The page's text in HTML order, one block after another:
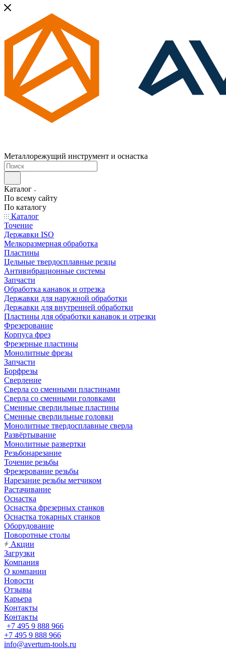
Металлорежущий инструмент и оснастка
Каталог
По всему сайту
По каталогу
Каталог
Точение
Державки ISO
Мелкоразмерная обработка
Пластины
Цельные твердосплавные резцы
Антивибрационные системы
Запчасти
Обработка канавок и отрезка
Державки для наружной обработки
Державки для внутренней обработки
Пластины для обработки канавок и отрезки
Фрезерование
Корпуса фрез
Фрезерные пластины
Монолитные фрезы
Запчасти
Борфрезы
Сверление
Сверла со сменными пластинами
Сверла со сменными головками
Сменные сверлильные пластины
Сменные сверлильные головки
Монолитные твердосплавные сверла
Развёртывание
Монолитные развертки
Резьбонарезание
Точение резьбы
Фрезерование резьбы
Нарезание резьбы метчиком
Растачивание
Оснастка
Оснастка фрезерных станков
Оснастка токарных станков
Оборудование
Поворотные столы
Акции
Загрузки
Компания
О компании
Новости
Отзывы
Карьера
Контакты
Контакты
+7 495 9 888 966
+7 495 9 888 966
info@avertum-tools.ru